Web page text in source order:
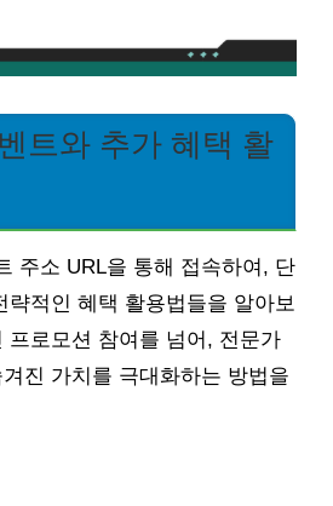
트와 추가 혜택 활
주소 URL을 통해 접속하여, 단
략적인 혜택 활용법들을 알아보
프로모션 참여를 넘어, 전문가
진 가치를 극대화하는 방법을